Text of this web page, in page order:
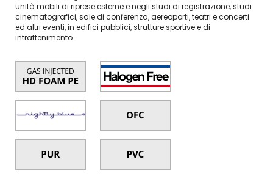
unità mobili di riprese esterne e negli studi di registrazione, studi
cinematografici, sale di conferenza, aereoporti, teatri e concerti
ed altri eventi, in edifici pubblici, strutture sportive e di
intrattenimento.